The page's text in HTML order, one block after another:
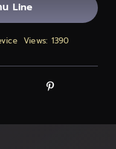
น Line
Views: 1390